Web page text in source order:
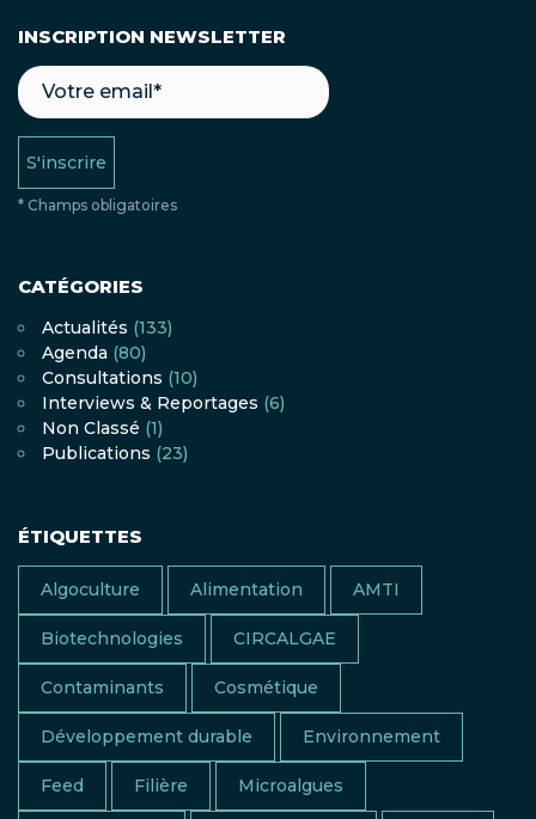
INSCRIPTION NEWSLETTER
S'inscrire
* Champs obligatoires
CATÉGORIES
Actualités (133)
Agenda (80)
Consultations (10)
Interviews & Reportages (6)
Non Classé (1)
Publications (23)
ÉTIQUETTES
Algoculture Alimentation AMTI
Biotechnologies CIRCALGAE
Contaminants Cosmétique
Développement durable Environnement
Feed Filière Microalgues